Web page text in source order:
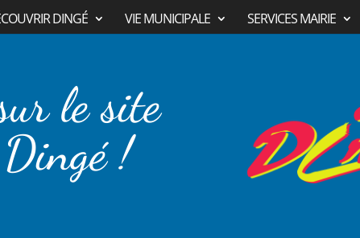
DINGÉ VIE MUNICIPALE SERVICES MAIRIE
le site
!